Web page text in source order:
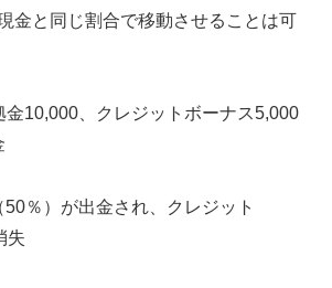
金と同じ割合で移動させることは可
金10,000、クレジットボーナス5,000
％）が出金され、クレジット
失